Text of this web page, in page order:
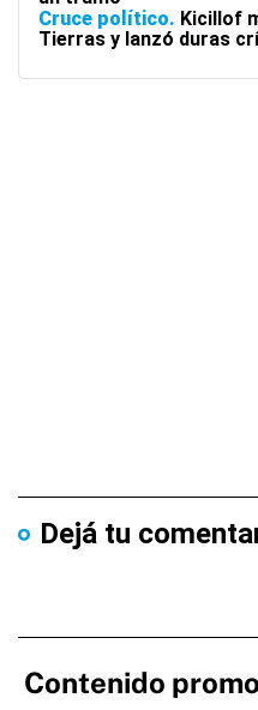
Cruce político Kicillof
Tierras y lanzó duras
Dejá tu